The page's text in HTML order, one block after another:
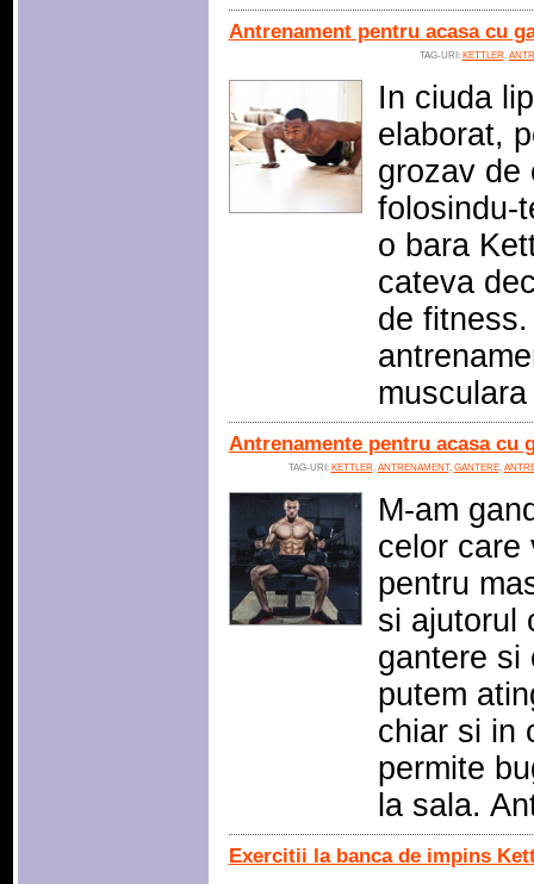
Antrenament pentru acasa cu
TAG-URI: KETTLER,
In ciuda
elaborat,
grozav de
folosindu-
o bara
cateva
de
Antrenamente pentru acasa cu
TAG-URI: KETTLER, ANTRENAMENT, GANTERE,
M-am
celor care
pentru
si ajutorul
gantere si
putem
chiar si in
permite
la sala.
Exercitii la banca de impins